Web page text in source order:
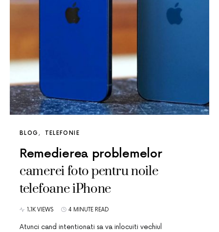
BLOG TELEFONIE
Remedierea problemelor
camerei foto pentru noile
telefoane iPhone
1.1K VIEWS 4 MINUTE READ
Atunci cand intentionati sa va inlocuiti vechiul